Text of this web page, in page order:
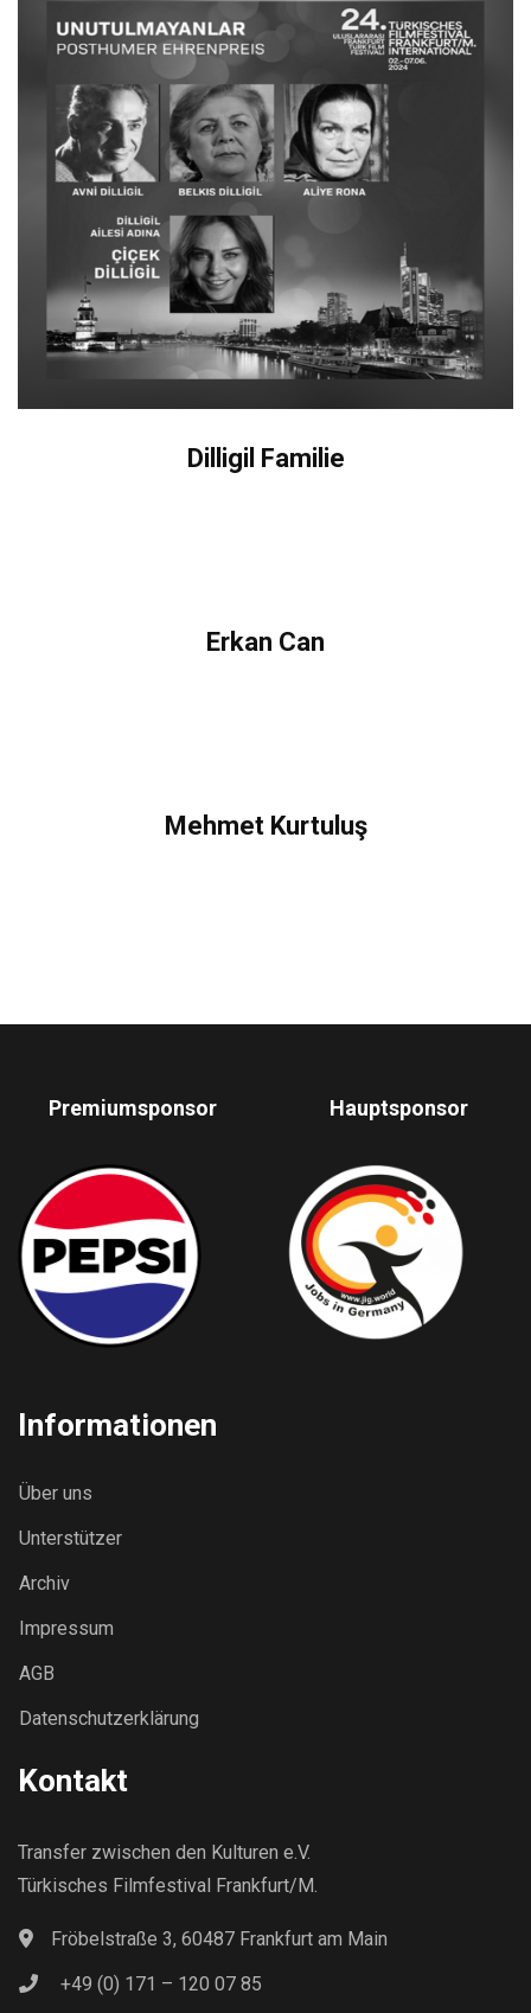
Dilligil Familie
Erkan Can
Mehmet Kurtuluş
Premiumsponsor Hauptsponsor
Informationen
Über uns
Unterstützer
Archiv
Impressum
AGB
Datenschutzerklärung
Kontakt
Transfer zwischen den Kulturen e.V.
Türkisches Filmfestival Frankfurt/M.
Fröbelstraße 3, 60487 Frankfurt am Main
+49 (0) 171 – 120 07 85